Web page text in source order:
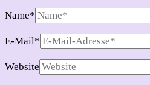
Name*
E-Mail*
Website